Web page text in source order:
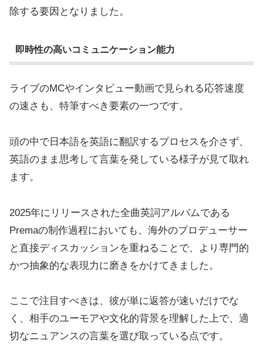
除する要因となりました。
即時性の高いコミュニケーション能力
ライブのMCやインタビュー動画で見られる応答速度
の速さも、特筆すべき要素の一つです。
頭の中で日本語を英語に翻訳するプロセスを介さず、
英語のまま思考して言葉を発している様子が見て取れ
ます。
2025年にリリースされた全曲英詞アルバムである
Premaの制作過程においても、海外のプロデューサー
と直接ディスカッションを重ねることで、より専門的
かつ抽象的な表現力に磨きをかけてきました。
ここで注目すべきは、彼が単に返答が速いだけでな
く、相手のユーモアや文化的背景を理解した上で、適
切なニュアンスの言葉を選び取っている点です。